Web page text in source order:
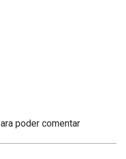
poder comentar